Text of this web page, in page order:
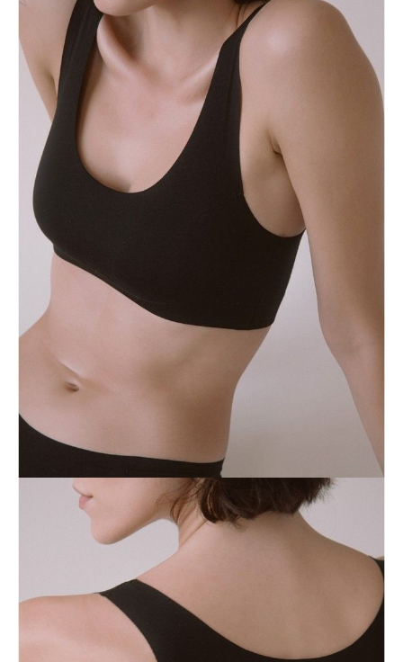
ZDJĘCIA
Rozmiary:
170-84/XS
Ilość:
DODAJ DO KOSZYKA
Jak złożyć zamówienie
POWIADOM MNIE O DOSTĘPNOŚCI
Dostawa
darmowa od 99 zł
czas dostawy: 1-2 dni robocze
Paczkomaty InPost 24/7,
czas dostawy: 1-2 dni robocze
Odbiór osobisty
Opis produktu
.
SKU1008020310070588
Udostępnij produkt
Podmiot odpowiedzialny
EuroTrade Tex Sp z o.o.
91-341, Łódź, Polska
Ten produkt nie ma pytań Możesz zadać pytanie, klikając przycisk
poniżej